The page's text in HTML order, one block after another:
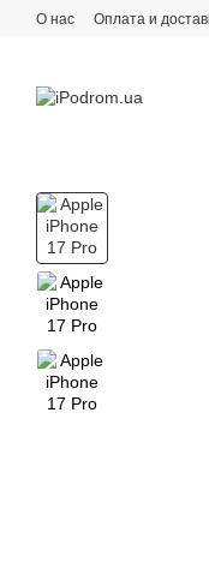
Перейти к основному
О нас Оплата и